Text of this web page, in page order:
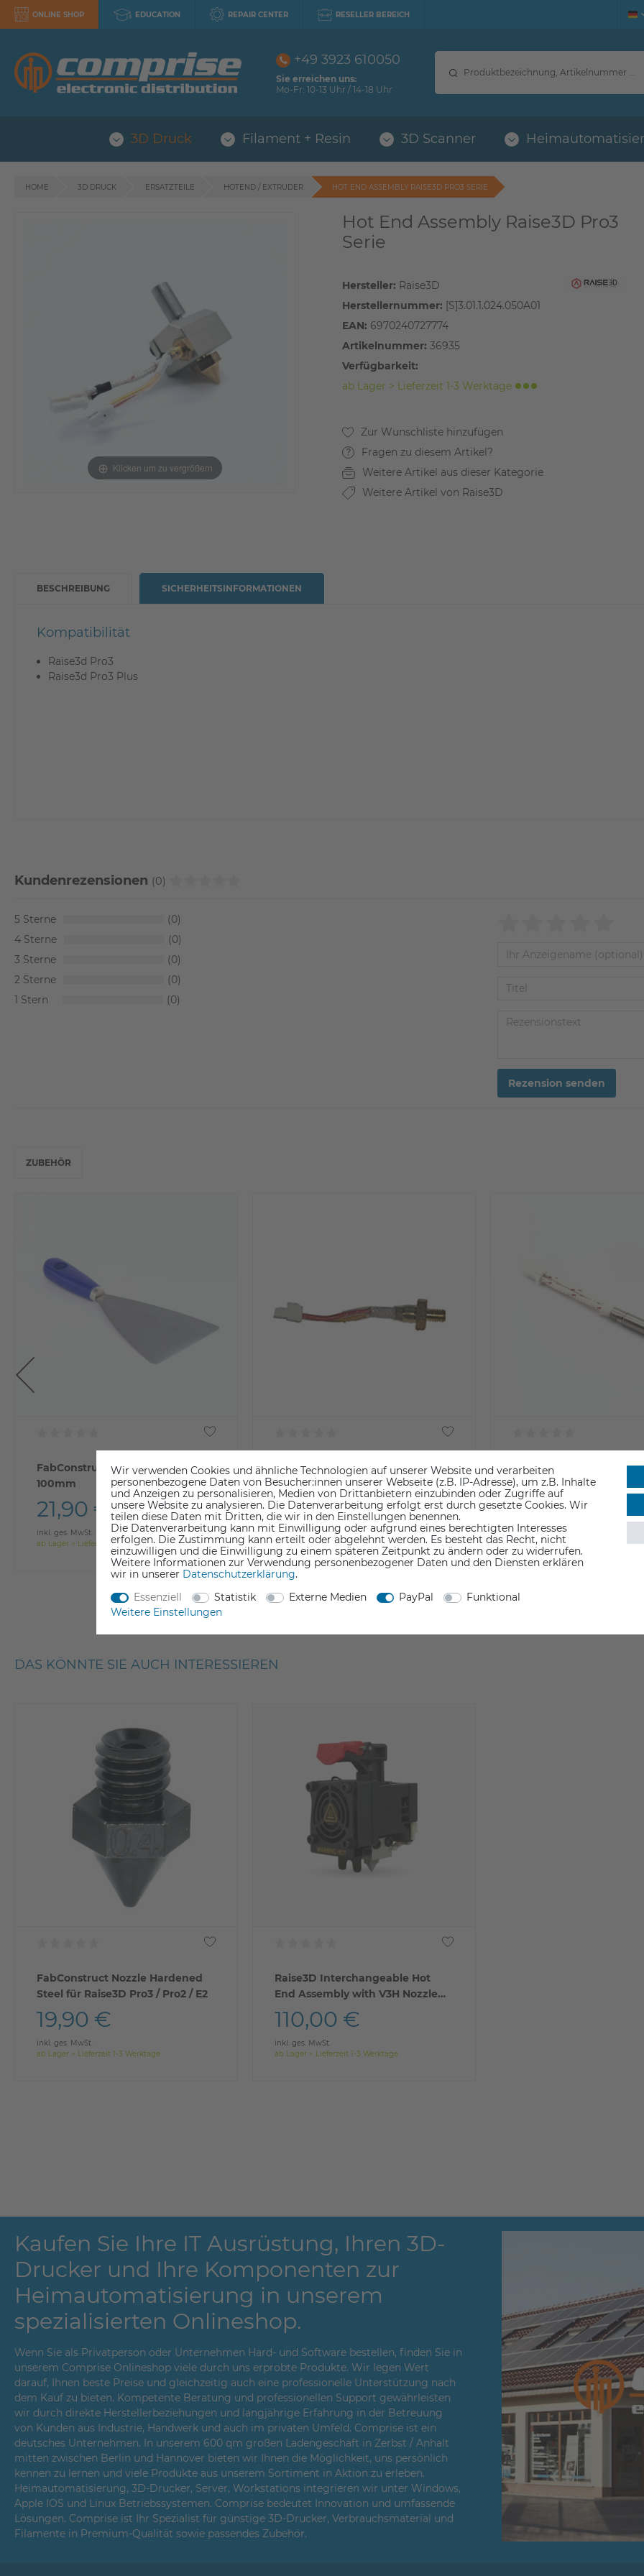
ONLINE SHOP EDUCATION REPAIR CENTER RESELLER BEREICH
+49 3923 610050
Sie erreichen uns:
Mo-Fr: 10-13 Uhr / 14-18 Uhr
3D Druck Filament + Resin 3D Scanner
HOME 3D DRUCK ERSATZTEILE HOTEND / EXTRUDER HOT END ASSEMBLY RAISE3D PRO3 SERIE
Klicken um zu vergrößern
Hot End Assembly Raise3D Pro3
Serie
Hersteller: Raise3D
Herstellernummer: [S]3.01.1.024.050A01
EAN: 6970240727774
Artikelnummer: 36935
Verfügbarkeit:
ab Lager > Lieferzeit 1-3 Werktage
Fragen zu diesem Artikel?
Weitere Artikel aus dieser Kategorie
Weitere Artikel von Raise3D
BESCHREIBUNG
Kompatibilität
Raise3d Pro3
Raise3d Pro3 Plus
SICHERHEITSINFORMATIONEN
Kundenrezensionen (0)
5
0
4
0
3
0
2
0
1
0
Rezension senden
ZUBEHÖR
FabConstruct Steel Blade Spatula
100mm
21,90 €
inkl. ges. MwSt.
ab Lager > Lieferzeit 1-3 Werktage
Raise3D Thermocouple (Pro3
Serie)
11,90 €
inkl. ges. MwSt.
ab Lager > Lieferzeit 1-3 Werktage
Raise3D Heating Rod
35,90 €
inkl. ges. MwSt.
ab Lager > Lieferzeit 1-3 Werktage
DAS KÖNNTE SIE AUCH INTERESSIEREN
FabConstruct Nozzle Hardened
Steel für Raise3D Pro3 / Pro2 / E2
19,90 €
inkl. ges. MwSt.
ab Lager > Lieferzeit 1-3 Werktage
Raise3D Interchangeable Hot
End Assembly with V3H Nozzle
(Pro3 Serie)
110,00 €
inkl. ges. MwSt.
ab Lager > Lieferzeit 1-3 Werktage
Kaufen Sie Ihre IT Ausrüstung, Ihren 3D-
Drucker und Ihre Komponenten zur
Heimautomatisierung in unserem
spezialisierten Onlineshop.
Wenn Sie als Privatperson oder Unternehmen Hard- und Software bestellen, finden Sie in
unserem Comprise Onlineshop viele durch uns erprobte Produkte. Wir legen Wert
darauf, Ihnen beste Preise und gleichzeitig auch eine professionelle Unterstützung nach
dem Kauf zu bieten. Kompetente Beratung und professionellen Support gewährleisten
wir durch direkte Herstellerbeziehungen und langjährige Erfahrung in der Betreuung
von Kunden aus Industrie, Handwerk und auch im privaten Umfeld. Comprise ist ein
deutsches Unternehmen. In unserem 600 qm großen Ladengeschäft in Zerbst / Anhalt
mitten zwischen Berlin und Hannover bieten wir Ihnen die Möglichkeit, uns persönlich
kennen zu lernen und viele Produkte aus unserem Sortiment in Aktion zu erleben.
Heimautomatisierung, 3D-Drucker, Server, Workstations integrieren wir unter Windows,
Apple IOS und Linux Betriebssystemen. Comprise bedeutet Innovation und umfassende
Lösungen. Comprise ist Ihr Spezialist für günstige 3D-Drucker, Verbrauchsmaterial und
Filamente in Premium-Qualität sowie passendes Zubehör.
Wir verwenden Cookies und ähnliche Technologien auf unserer Website und verarbeiten
personenbezogene Daten von Besucher:innen unserer Webseite (z.B. IP-Adresse), um z.B. Inhalte
und Anzeigen zu personalisieren, Medien von Drittanbietern einzubinden oder Zugriffe auf
unsere Website zu analysieren. Die Datenverarbeitung erfolgt erst durch gesetzte Cookies. Wir
teilen diese Daten mit Dritten, die wir in den Einstellungen benennen.
Die Datenverarbeitung kann mit Einwilligung oder aufgrund eines berechtigten Interesses
erfolgen. Die Zustimmung kann erteilt oder abgelehnt werden. Es besteht das Recht, nicht
einzuwilligen und die Einwilligung zu einem späteren Zeitpunkt zu ändern oder zu widerrufen.
Weitere Informationen zur Verwendung personenbezogener Daten und den Diensten erklären
wir in unserer Daten­schutz­erklärung.
Essenziell
Statistik Externe Medien PayPal
Funktional
Weitere Einstellungen